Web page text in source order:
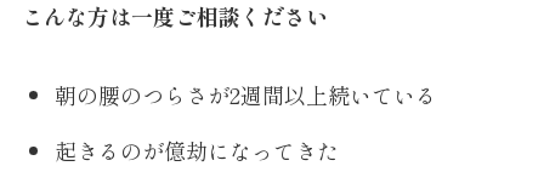
こんな方は一度ご相談ください
朝の腰のつらさが2週間以上続いている
起きるのが億劫になってきた